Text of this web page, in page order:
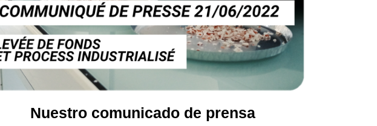
Nuestro comunicado de prensa